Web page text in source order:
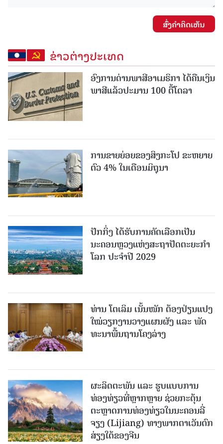
ສົ່ງຄໍາຄິດເຫັນ
ຂ່າວຕ່າງປະເທດ
ອົງການດ່ານພາສີອາເມຣິກາ ໄດ້ຄືນເງິນ
ພາສີແລ້ວປະມານ 100 ຕື້ໂດລາ
ການຂາຍຍ່ອຍຂອງສິງກະໂປ ຂະຫຍາຍ
ຕົວ 4% ໃນເດືອນມິຖຸນາ
ປັກກິ່ງ ໄດ້ຮັບການຄັດເລືອກເປັນ
ນະຄອນຫຼວງແຫ່ງສະຖາປັດຕະຍະກຳ
ໂລກ ປະຈຳປີ 2029
ທ່ານ ໂຕ​ເລິມ ເນັ້ນໜັກ ຕ້ອງ​ປ່ຽນ​ແປງ​
ໃໝ່​ວຽກ​ງານ​ວາງ​ແຜນ​ຜັງ ແລະ ​ພັດ​
ທະ​ນາ​ພື້ນ​ຖານ​ໂຄງ​ລ່າງ
ຜະລິດຕະພັນ ແລະ ຮູບແບບການ
ທ່ອງທ່ຽວທີ່ຫຼາກຫຼາຍ ຊ່ວຍກະຕຸ້ນ
ຕະຫຼາດການທ່ອງທ່ຽວໃນນະຄອນລີ່
ຈຽງ (Lijiang) ທາງພາກຕາເວັນຕົກ
ສ່ຽງໃຕ້ຂອງຈີນ